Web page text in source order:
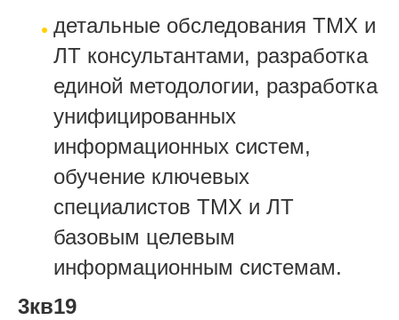
детальные обследования ТМХ и
ЛТ консультантами, разработка
единой методологии, разработка
унифицированных
информационных систем,
обучение ключевых
специалистов ТМХ и ЛТ
базовым целевым
информационным системам.
3кв19